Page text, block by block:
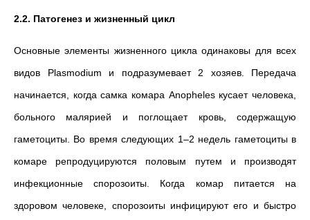
2.2. Патогенез и жизненный цикл
Основные элементы жизненного цикла одинаковы для всех
видов Plasmodium и подразумевает 2 хозяев. Передача
начинается, когда самка комара Anopheles кусает человека,
больного малярией и поглощает кровь, содержащую
гаметоциты. Во время следующих 1–2 недель гаметоциты в
комаре репродуцируются половым путем и производят
инфекционные спорозоиты. Когда комар питается на
здоровом человеке, спорозоиты инфицируют его и быстро